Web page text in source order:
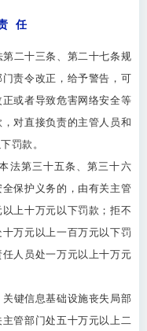
任
二十三条、第二十七条规
责令改正，给予警告，可
或者导致危害网络安全等
对直接负责的主管人员和
罚款。
法第三十五条、第三十六
保护义务的，由有关主管
上十万元以下罚款；拒不
万元以上一百万元以下罚
人员处一万元以上十万元
键信息基础设施丧失局部
管部门处五十万元以上二